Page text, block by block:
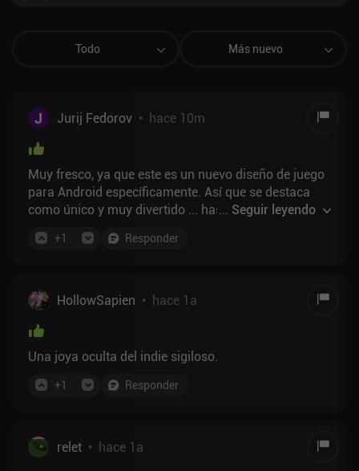
Todo Más nuevo
J Jurij Fedorov • hace 10m
Muy fresco, ya que este es un nuevo diseño de juego
para Android específicamente. Así que se destaca
como único y muy divertido ... hasta el último nivel.
demasiado. Túneles no funcionan la mitad del
Manejable. Sin embargo, en el último nivel, el diseño
del nivel es tal que estos errores lo hacen 5 veces
más difícil. Todo lo demás me encantó. Sigue siendo
un juego de primera.
... Seguir leyendo
+1 Responder
HollowSapien • hace 1a
Una joya oculta del indie sigiloso.
+1 Responder
relet • hace 1a